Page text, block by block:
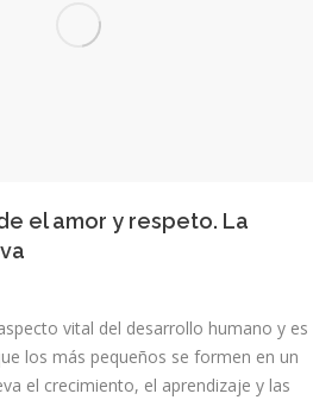
el amor y respeto. La
vital del desarrollo humano y es
los más pequeños se formen en un
el crecimiento, el aprendizaje y las